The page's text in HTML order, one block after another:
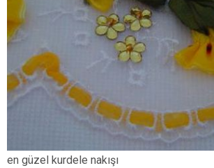
en güzel kurdele nakışı